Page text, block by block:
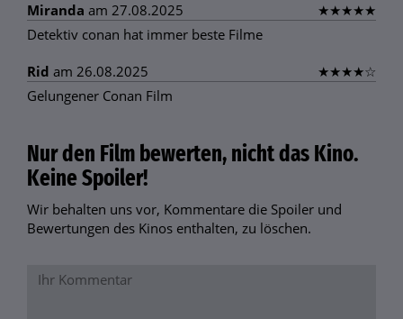
Miranda am 27.08.2025 ★★★★★
Detektiv conan hat immer beste Filme
Rid am 26.08.2025 ★★★★☆
Gelungener Conan Film
Nur den Film bewerten, nicht das Kino.
Keine Spoiler!
Wir behalten uns vor, Kommentare die Spoiler und
Bewertungen des Kinos enthalten, zu löschen.